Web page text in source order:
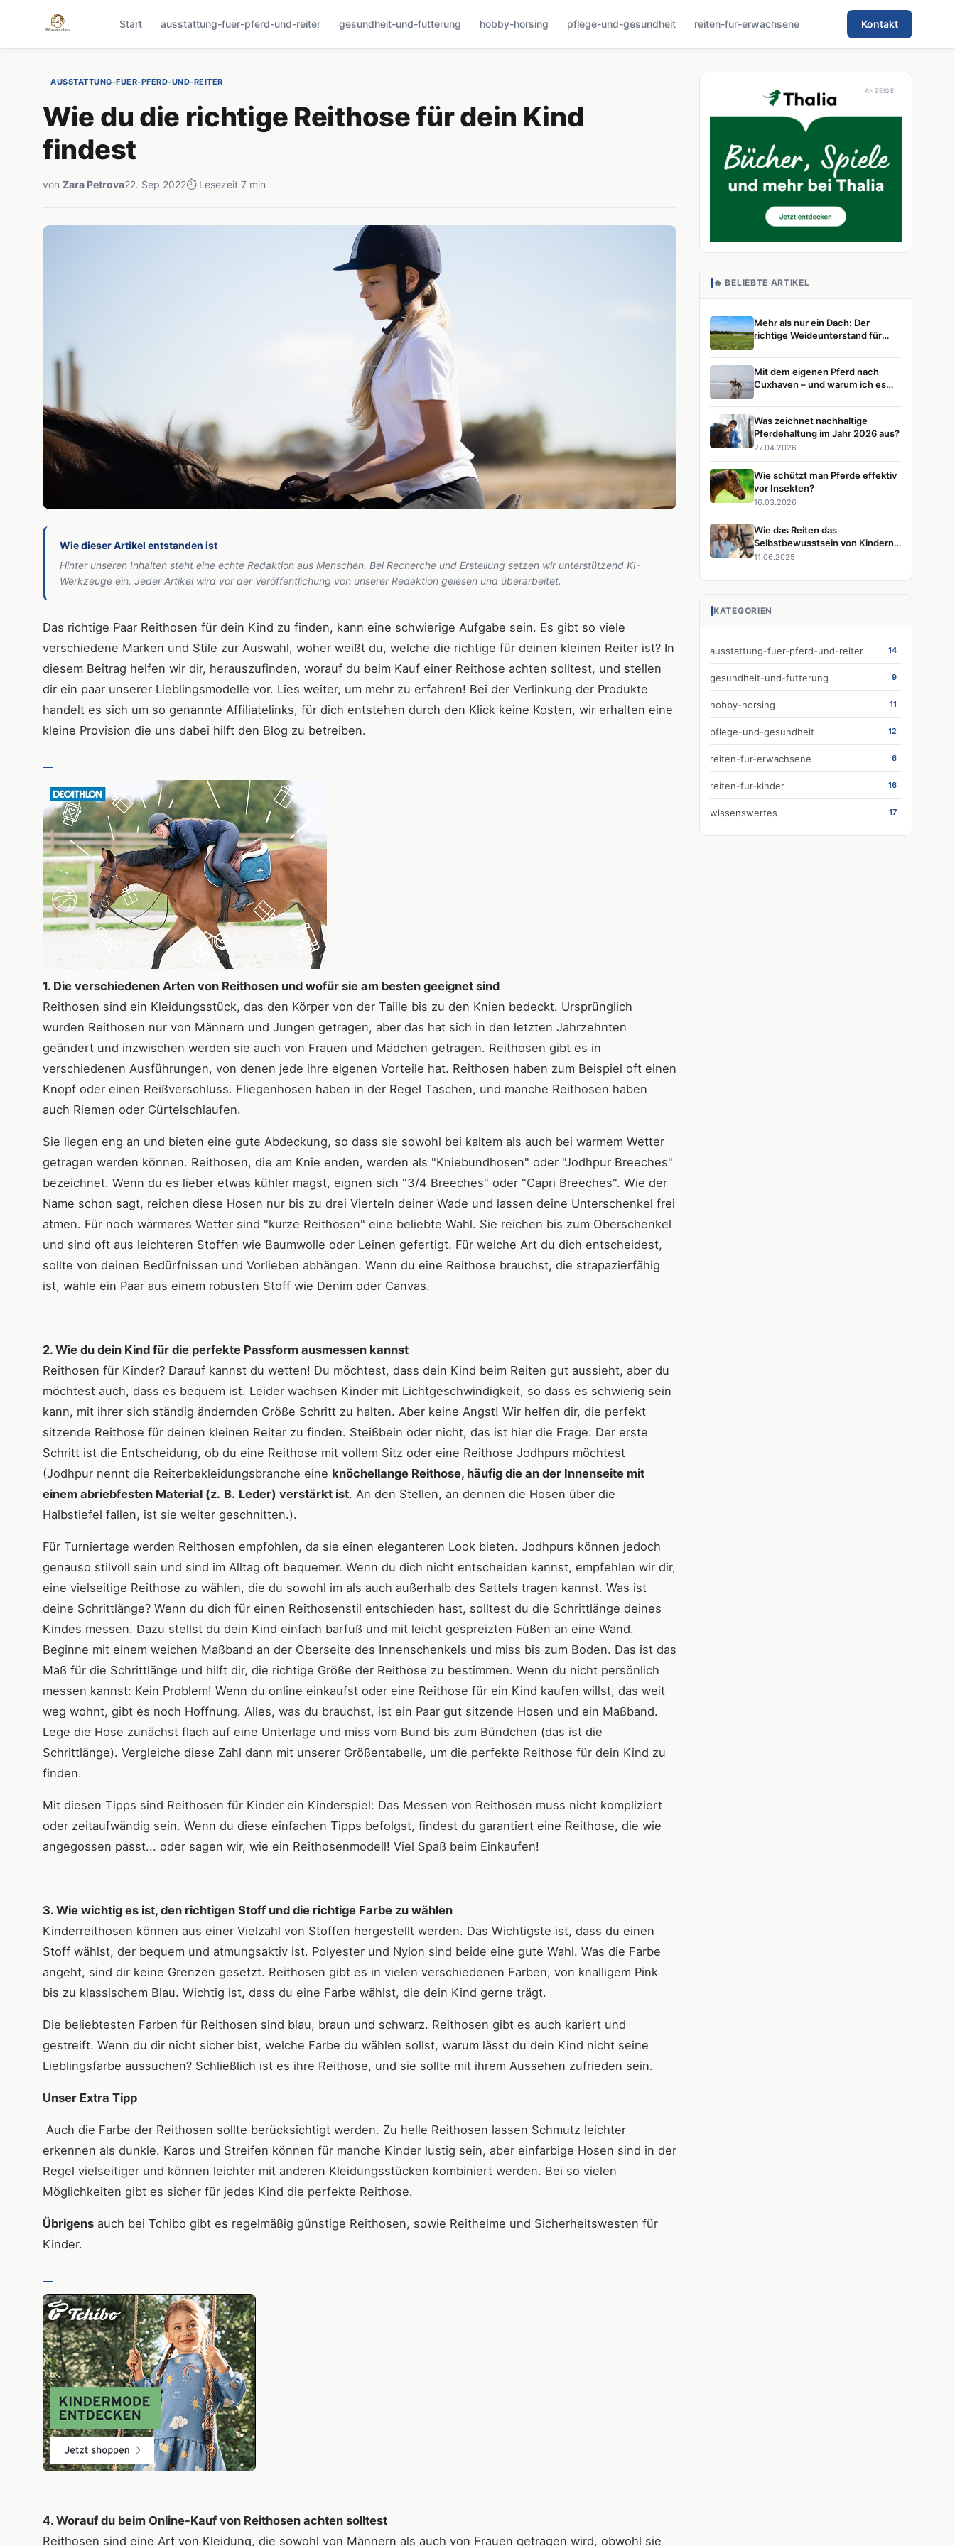
Start ausstattung-fuer-pferd-und-reiter gesundheit-und-futterung hobby-horsing pflege-und-gesundheit reiten-fur-erwachsene Kontakt
AUSSTATTUNG-FUER-PFERD-UND-REITER
Wie du die richtige Reithose für dein Kind
findest
von Zara Petrova22. Sep 2022⏱ Lesezeit 7 min
Wie dieser Artikel entstanden ist
Hinter unseren Inhalten steht eine echte Redaktion aus Menschen. Bei Recherche und Erstellung setzen wir unterstützend KI-
Werkzeuge ein. Jeder Artikel wird vor der Veröffentlichung von unserer Redaktion gelesen und überarbeitet.
Das richtige Paar Reithosen für dein Kind zu finden, kann eine schwierige Aufgabe sein. Es gibt so viele
verschiedene Marken und Stile zur Auswahl, woher weißt du, welche die richtige für deinen kleinen Reiter ist? In
diesem Beitrag helfen wir dir, herauszufinden, worauf du beim Kauf einer Reithose achten solltest, und stellen
dir ein paar unserer Lieblingsmodelle vor. Lies weiter, um mehr zu erfahren! Bei der Verlinkung der Produkte
handelt es sich um so genannte Affiliatelinks, für dich entstehen durch den Klick keine Kosten, wir erhalten eine
kleine Provision die uns dabei hilft den Blog zu betreiben.
1. Die verschiedenen Arten von Reithosen und wofür sie am besten geeignet sind
Reithosen sind ein Kleidungsstück, das den Körper von der Taille bis zu den Knien bedeckt. Ursprünglich
wurden Reithosen nur von Männern und Jungen getragen, aber das hat sich in den letzten Jahrzehnten
geändert und inzwischen werden sie auch von Frauen und Mädchen getragen. Reithosen gibt es in
verschiedenen Ausführungen, von denen jede ihre eigenen Vorteile hat. Reithosen haben zum Beispiel oft einen
Knopf oder einen Reißverschluss. Fliegenhosen haben in der Regel Taschen, und manche Reithosen haben
auch Riemen oder Gürtelschlaufen.
Sie liegen eng an und bieten eine gute Abdeckung, so dass sie sowohl bei kaltem als auch bei warmem Wetter
getragen werden können. Reithosen, die am Knie enden, werden als "Kniebundhosen" oder "Jodhpur Breeches"
bezeichnet. Wenn du es lieber etwas kühler magst, eignen sich "3/4 Breeches" oder "Capri Breeches". Wie der
Name schon sagt, reichen diese Hosen nur bis zu drei Vierteln deiner Wade und lassen deine Unterschenkel frei
atmen. Für noch wärmeres Wetter sind "kurze Reithosen" eine beliebte Wahl. Sie reichen bis zum Oberschenkel
und sind oft aus leichteren Stoffen wie Baumwolle oder Leinen gefertigt. Für welche Art du dich entscheidest,
sollte von deinen Bedürfnissen und Vorlieben abhängen. Wenn du eine Reithose brauchst, die strapazierfähig
ist, wähle ein Paar aus einem robusten Stoff wie Denim oder Canvas.
2. Wie du dein Kind für die perfekte Passform ausmessen kannst
Reithosen für Kinder? Darauf kannst du wetten! Du möchtest, dass dein Kind beim Reiten gut aussieht, aber du
möchtest auch, dass es bequem ist. Leider wachsen Kinder mit Lichtgeschwindigkeit, so dass es schwierig sein
kann, mit ihrer sich ständig ändernden Größe Schritt zu halten. Aber keine Angst! Wir helfen dir, die perfekt
sitzende Reithose für deinen kleinen Reiter zu finden. Steißbein oder nicht, das ist hier die Frage: Der erste
Schritt ist die Entscheidung, ob du eine Reithose mit vollem Sitz oder eine Reithose Jodhpurs möchtest
(Jodhpur nennt die Reiterbekleidungsbranche eine knöchellange Reithose, häufig die an der Innenseite mit
einem abriebfesten Material (z. B. Leder) verstärkt ist. An den Stellen, an dennen die Hosen über die
Halbstiefel fallen, ist sie weiter geschnitten.).
Für Turniertage werden Reithosen empfohlen, da sie einen eleganteren Look bieten. Jodhpurs können jedoch
genauso stilvoll sein und sind im Alltag oft bequemer. Wenn du dich nicht entscheiden kannst, empfehlen wir dir,
eine vielseitige Reithose zu wählen, die du sowohl im als auch außerhalb des Sattels tragen kannst. Was ist
deine Schrittlänge? Wenn du dich für einen Reithosenstil entschieden hast, solltest du die Schrittlänge deines
Kindes messen. Dazu stellst du dein Kind einfach barfuß und mit leicht gespreizten Füßen an eine Wand.
Beginne mit einem weichen Maßband an der Oberseite des Innenschenkels und miss bis zum Boden. Das ist das
Maß für die Schrittlänge und hilft dir, die richtige Größe der Reithose zu bestimmen. Wenn du nicht persönlich
messen kannst: Kein Problem! Wenn du online einkaufst oder eine Reithose für ein Kind kaufen willst, das weit
weg wohnt, gibt es noch Hoffnung. Alles, was du brauchst, ist ein Paar gut sitzende Hosen und ein Maßband.
Lege die Hose zunächst flach auf eine Unterlage und miss vom Bund bis zum Bündchen (das ist die
Schrittlänge). Vergleiche diese Zahl dann mit unserer Größentabelle, um die perfekte Reithose für dein Kind zu
finden.
Mit diesen Tipps sind Reithosen für Kinder ein Kinderspiel: Das Messen von Reithosen muss nicht kompliziert
oder zeitaufwändig sein. Wenn du diese einfachen Tipps befolgst, findest du garantiert eine Reithose, die wie
angegossen passt... oder sagen wir, wie ein Reithosenmodell! Viel Spaß beim Einkaufen!
3. Wie wichtig es ist, den richtigen Stoff und die richtige Farbe zu wählen
Kinderreithosen können aus einer Vielzahl von Stoffen hergestellt werden. Das Wichtigste ist, dass du einen
Stoff wählst, der bequem und atmungsaktiv ist. Polyester und Nylon sind beide eine gute Wahl. Was die Farbe
angeht, sind dir keine Grenzen gesetzt. Reithosen gibt es in vielen verschiedenen Farben, von knalligem Pink
bis zu klassischem Blau. Wichtig ist, dass du eine Farbe wählst, die dein Kind gerne trägt.
Die beliebtesten Farben für Reithosen sind blau, braun und schwarz. Reithosen gibt es auch kariert und
gestreift. Wenn du dir nicht sicher bist, welche Farbe du wählen sollst, warum lässt du dein Kind nicht seine
Lieblingsfarbe aussuchen? Schließlich ist es ihre Reithose, und sie sollte mit ihrem Aussehen zufrieden sein.
Unser Extra Tipp
Auch die Farbe der Reithosen sollte berücksichtigt werden. Zu helle Reithosen lassen Schmutz leichter
erkennen als dunkle. Karos und Streifen können für manche Kinder lustig sein, aber einfarbige Hosen sind in der
Regel vielseitiger und können leichter mit anderen Kleidungsstücken kombiniert werden. Bei so vielen
Möglichkeiten gibt es sicher für jedes Kind die perfekte Reithose.
Übrigens auch bei Tchibo gibt es regelmäßig günstige Reithosen, sowie Reithelme und Sicherheitswesten für
Kinder.
4. Worauf du beim Online-Kauf von Reithosen achten solltest
Reithosen sind eine Art von Kleidung, die sowohl von Männern als auch von Frauen getragen wird, obwohl sie
🔥 BELIEBTE ARTIKEL
Mehr als nur ein Dach: Der
richtige Weideunterstand für
Mit dem eigenen Pferd nach
Cuxhaven – und warum ich es
Was zeichnet nachhaltige
Pferdehaltung im Jahr 2026 aus?
27.04.2026
Wie schützt man Pferde effektiv
vor Insekten?
16.03.2026
Wie das Reiten das
Selbstbewusstsein von Kindern
stärkt
11.06.2025
KATEGORIEN
ausstattung-fuer-pferd-und-reiter 14
gesundheit-und-futterung 9
hobby-horsing 11
pflege-und-gesundheit 12
reiten-fur-erwachsene 6
reiten-fur-kinder 16
wissenswertes 17